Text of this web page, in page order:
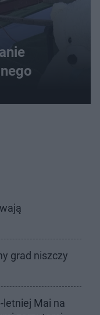
grad niszczy
letniej Mai na